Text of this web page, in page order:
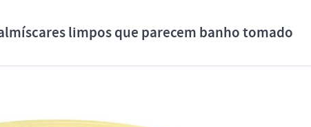
limpos que parecem banho tomado